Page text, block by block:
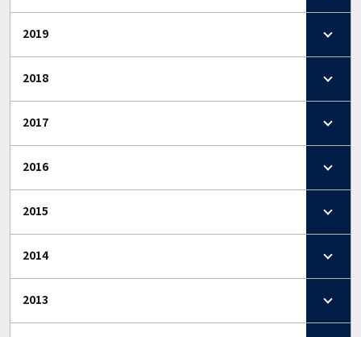
2019
2018
2017
2016
2015
2014
2013